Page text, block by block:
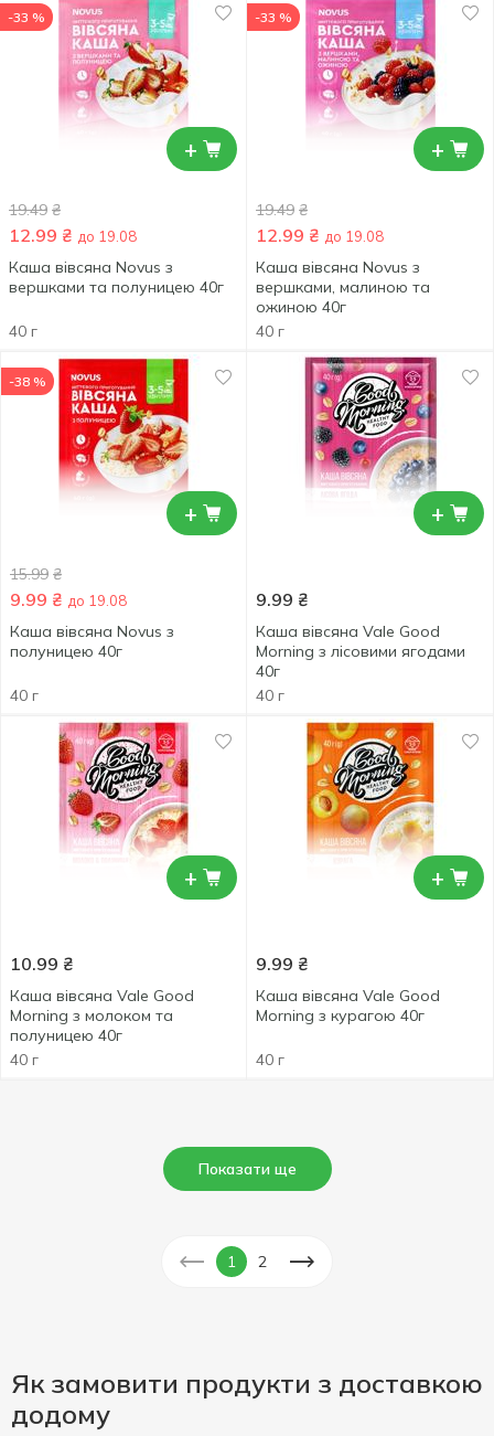
+
-33 %
19.49 ₴
12.99 ₴ до 19.08
Каша вівсяна Novus з
вершками та полуницею 40г
40 г
+
-33 %
19.49 ₴
12.99 ₴ до 19.08
Каша вівсяна Novus з
вершками, малиною та
ожиною 40г
40 г
+
-38 %
15.99 ₴
9.99 ₴ до 19.08
Каша вівсяна Novus з
полуницею 40г
40 г
+
9.99 ₴
Каша вівсяна Vale Good
Morning з лісовими ягодами
40г
40 г
+
10.99 ₴
Каша вівсяна Vale Good
Morning з молоком та
полуницею 40г
40 г
+
9.99 ₴
Каша вівсяна Vale Good
Morning з курагою 40г
40 г
Показати ще
1 2
Як замовити продукти з доставкою
додому